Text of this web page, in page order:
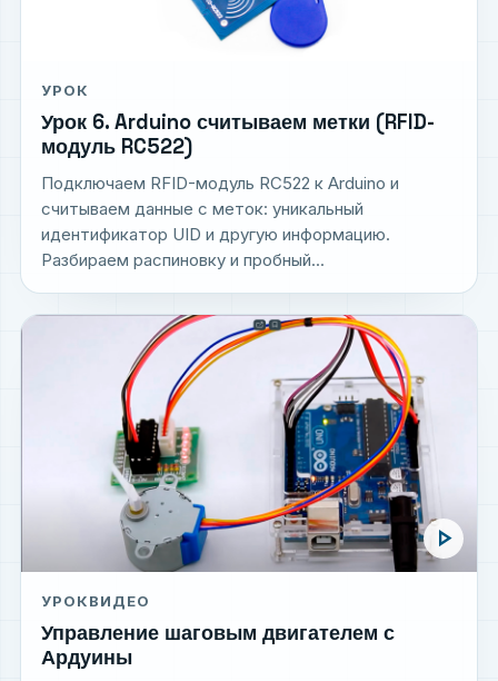
УРОК
Урок 6. Arduino считываем метки (RFID-
модуль RC522)
Подключаем RFID-модуль RC522 к Arduino и
считываем данные с меток: уникальный
идентификатор UID и другую информацию.
Разбираем распиновку и пробный...
play_arrow
УРОКВИДЕО
Управление шаговым двигателем с
Ардуины